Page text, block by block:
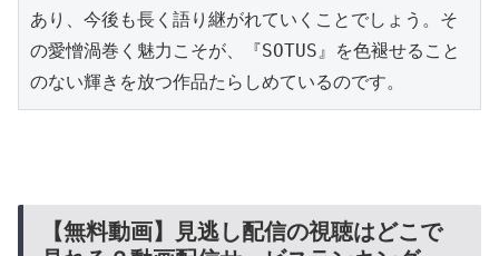
あり、今後も長く語り継がれていくことでしょう。そ
の愛憎渦巻く魅力こそが、『SOTUS』を色褪せること
のない輝きを放つ作品たらしめているのです。
【無料動画】見逃し配信の視聴はどこで